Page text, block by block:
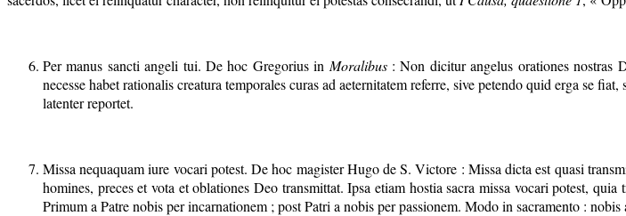
Per manus sancti angeli tui. De hoc Gregorius in Moralibus: Non dicitur angelus orationes nostras
necesse habet rationalis creatura temporales curas ad aeternitatem referre, sive petendo quid erga se
latenter reportet.
Missa nequaquam iure vocari potest. De hoc magister Hugo de S. Victore : Missa dicta est quasi
homines, preces et vota et oblationes Deo transmittat. Ipsa etiam hostia sacra missa vocari potest,
Primum a Patre nobis per incarnationem ; post Patri a nobis per passionem. Modo in sacramento :